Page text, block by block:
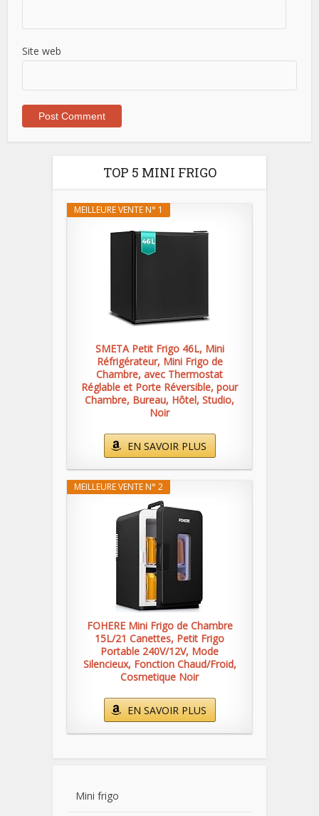
Site web
TOP 5 MINI FRIGO
MEILLEURE VENTE N° 1
SMETA Petit Frigo 46L, Mini
Réfrigérateur, Mini Frigo de
Chambre, avec Thermostat
Réglable et Porte Réversible, pour
Chambre, Bureau, Hôtel, Studio,
Noir
EN SAVOIR PLUS
MEILLEURE VENTE N° 2
FOHERE Mini Frigo de Chambre
15L/21 Canettes, Petit Frigo
Portable 240V/12V, Mode
Silencieux, Fonction Chaud/Froid,
Cosmetique Noir
EN SAVOIR PLUS
Mini frigo